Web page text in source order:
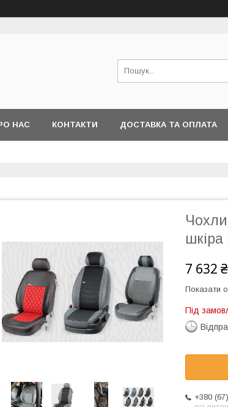
НАС КОНТАКТИ ДОСТАВКА ТА ОПЛАТА
7 632
Показати
Під
+380